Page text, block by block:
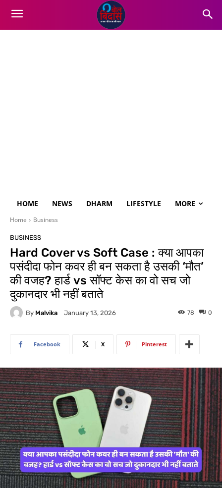
HOME NEWS DHARM LIFESTYLE MORE
Home Business
BUSINESS
Hard Cover vs Soft Case : क्या आपका
पसंदीदा फोन कवर ही बन सकता है उसकी ‘मौत’
की वजह? हार्ड vs सॉफ्ट केस का वो सच जो
दुकानदार भी नहीं बताते
By Malvika January 13, 2026 0
78
Facebook X Pinterest